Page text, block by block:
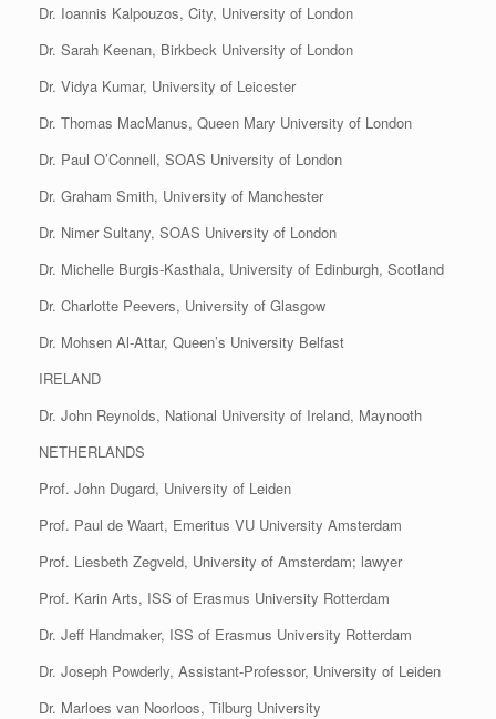
Dr. Ioannis Kalpouzos, City, University of London
Dr. Sarah Keenan, Birkbeck University of London
Dr. Vidya Kumar, University of Leicester
Dr. Thomas MacManus, Queen Mary University of London
Dr. Paul O’Connell, SOAS University of London
Dr. Graham Smith, University of Manchester
Dr. Nimer Sultany, SOAS University of London
Dr. Michelle Burgis-Kasthala, University of Edinburgh, Scotland
Dr. Charlotte Peevers, University of Glasgow
Dr. Mohsen Al-Attar, Queen’s University Belfast
IRELAND
Dr. John Reynolds, National University of Ireland, Maynooth
NETHERLANDS
Prof. John Dugard, University of Leiden
Prof. Paul de Waart, Emeritus VU University Amsterdam
Prof. Liesbeth Zegveld, University of Amsterdam; lawyer
Prof. Karin Arts, ISS of Erasmus University Rotterdam
Dr. Jeff Handmaker, ISS of Erasmus University Rotterdam
Dr. Joseph Powderly, Assistant-Professor, University of Leiden
Dr. Marloes van Noorloos, Tilburg University